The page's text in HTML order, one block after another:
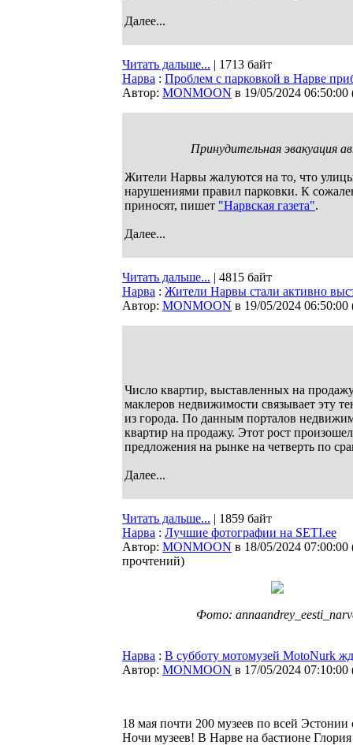
Далее...
Читать дальше... | 1713 байт
Нарва : Проблем с парковкой в Нарве
Автор: MONMOON в 19/05/2024 06:50:00
Принудительная эвакуация
Жители Нарвы жалуются на то, что
нарушениями правил парковки. К
приносят, пишет "Нарвская газета".
Далее...
Читать дальше... | 4815 байт
Нарва : Жители Нарвы стали активно
Автор: MONMOON в 19/05/2024 06:50:00
Число квартир, выставленных на
маклеров недвижимости связывает эту
из города. По данным порталов
квартир на продажу. Этот рост
предложения на рынке на четверть по
Далее...
Читать дальше... | 1859 байт
Нарва : Лучшие фотографии на SETI.ee
Автор: MONMOON в 18/05/2024 07:00:00
прочтений)
Фото:
Нарва : В субботу мотомузей MotoNurk
Автор: MONMOON в 17/05/2024 07:10:00
18 мая почти 200 музеев по всей
Ночи музеев! В Нарве на бастионе